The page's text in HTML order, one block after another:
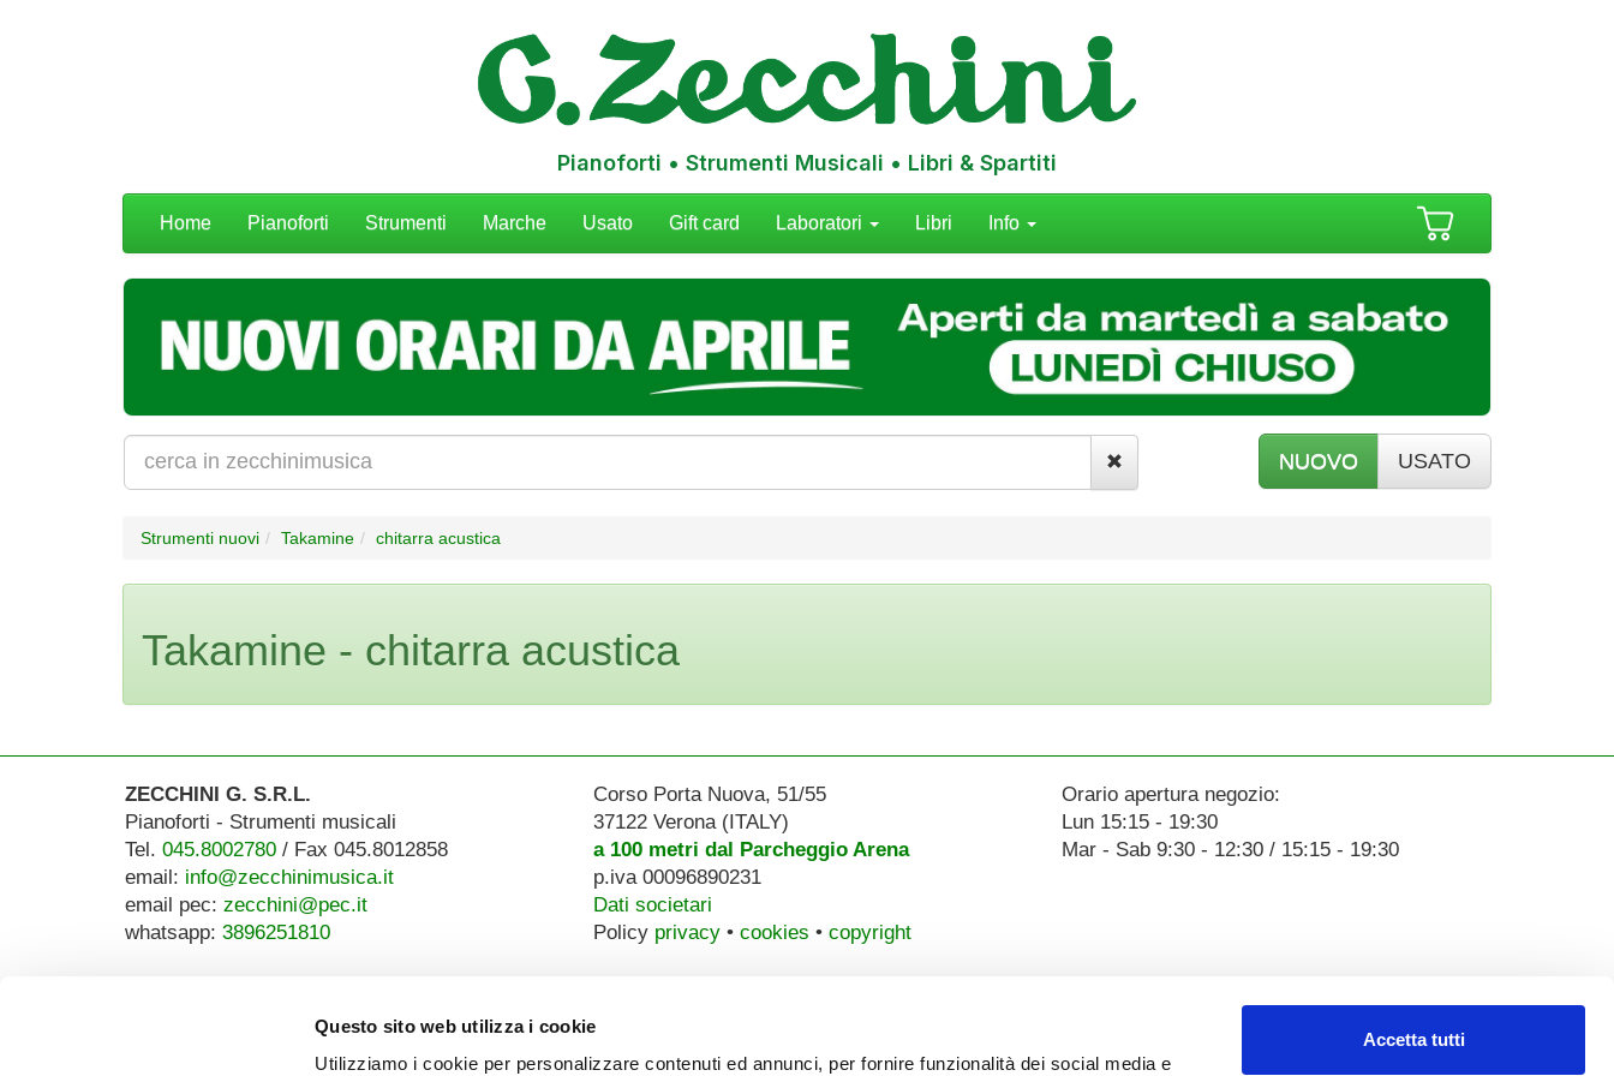
Questo sito web utilizza i cookie
Utilizziamo i cookie per personalizzare contenuti ed annunci, per fornire funzionalità dei social media e
Accetta tutti
Pianoforti • Strumenti Musicali • Libri & Spartiti
navigazione
Home Pianoforti Strumenti Marche Usato Gift card Laboratori Libri Info
NUOVO USATO
Strumenti nuovi Takamine chitarra acustica
Takamine - chitarra acustica
ZECCHINI G. S.R.L.
Pianoforti - Strumenti musicali
Tel. 045.8002780/ Fax 045.8012858
email: info@zecchinimusica.it
email pec: zecchini@pec.it
whatsapp: 3896251810
Corso Porta Nuova, 51/55
37122 Verona (ITALY)
a 100 metri dal Parcheggio Arena
p.iva 00096890231
Dati societari
Policy privacy• cookies • copyright
Orario apertura negozio:
Lun 15:15 - 19:30
Mar - Sab 9:30 - 12:30 / 15:15 - 19:30